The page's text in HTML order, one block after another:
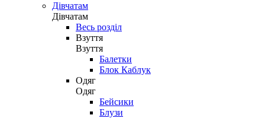
Дівчатам
Дівчатам
Весь розділ
Взуття
Взуття
Балетки
Блок Каблук
Одяг
Одяг
Бейсики
Блузи